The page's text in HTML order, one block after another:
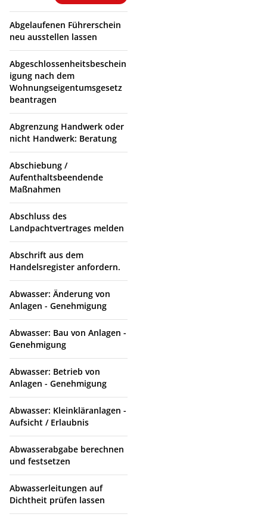
Abgelaufenen Führerschein
neu ausstellen lassen
Abgeschlossenheitsbeschein
igung nach dem
Wohnungseigentumsgesetz
beantragen
Abgrenzung Handwerk oder
nicht Handwerk: Beratung
Abschiebung /
Aufenthaltsbeendende
Maßnahmen
Abschluss des
Landpachtvertrages melden
Abschrift aus dem
Handelsregister anfordern.
Abwasser: Änderung von
Anlagen - Genehmigung
Abwasser: Bau von Anlagen -
Genehmigung
Abwasser: Betrieb von
Anlagen - Genehmigung
Abwasser: Kleinkläranlagen -
Aufsicht / Erlaubnis
Abwasserabgabe berechnen
und festsetzen
Abwasserleitungen auf
Dichtheit prüfen lassen